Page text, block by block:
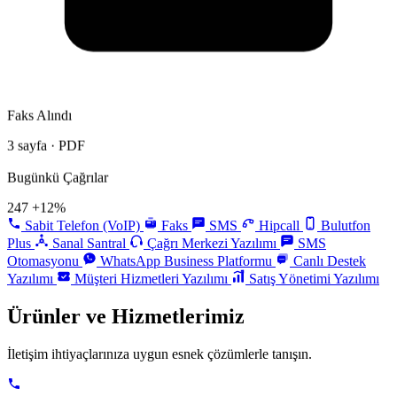
Faks Alındı
3 sayfa · PDF
Bugünkü Çağrılar
247 +12%
Sabit Telefon (VoIP)
Faks SMS Hipcall
Bulutfon
Plus
Sanal Santral Çağrı Merkezi Yazılımı
SMS
Otomasyonu
WhatsApp Business Platformu
Canlı Destek
Yazılımı
Müşteri Hizmetleri Yazılımı Satış Yönetimi Yazılımı
Ürünler ve Hizmetlerimiz
İletişim ihtiyaçlarınıza uygun esnek çözümlerle tanışın.